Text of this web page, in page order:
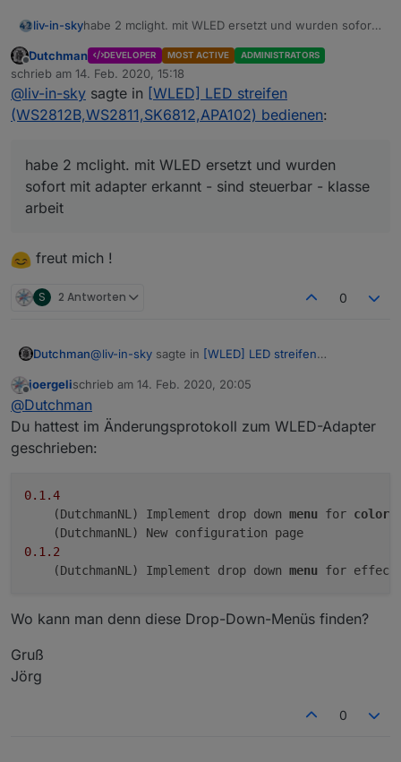
liv-in-skyhabe 2 mclight. mit WLED ersetzt und wurden sofort
Offline
Dutchman DEVELOPER MOST ACTIVE ADMINISTRATORS
schrieb am 14. Feb. 2020, 15:18
zuletzt editiert von
@liv-in-sky sagte in [WLED] LED streifen
(WS2812B,WS2811,SK6812,APA102) bedienen:
habe 2 mclight. mit WLED ersetzt und wurden
sofort mit adapter erkannt - sind steuerbar - klasse
arbeit
freut mich !
S 2 Antworten 0
Dutchman@liv-in-sky sagte in [WLED] LED streifen
sofort mit adapter erkannt - sind steuerbar -
klasse arbeit
freut mich !
Offline
joergelischrieb am 14. Feb. 2020, 20:05
zuletzt editiert von
@Dutchman
Du hattest im Änderungsprotokoll zum WLED-Adapter
geschrieben:
0.1 .4
    (DutchmanNL) Implement drop down
menu for color
0.1 .2
    (DutchmanNL) Implement drop down
menu
Wo kann man denn diese Drop-Down-Menüs finden?
Gruß
Jörg
0